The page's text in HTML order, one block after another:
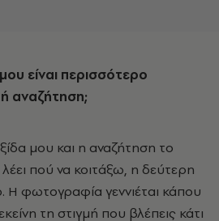
αναζήτηση;
μου και η αναζήτηση το
πού να κοιτάξω, η δεύτερη
φωτογραφία γεννιέται κάπου
τη στιγμή που βλέπεις κάτι